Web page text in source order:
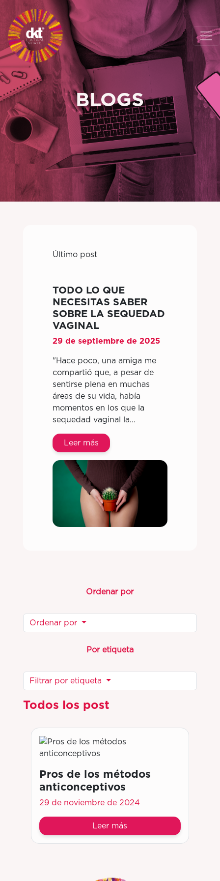
BLOGS
Último post
TODO LO QUE
NECESITAS SABER
SOBRE LA SEQUEDAD
VAGINAL
29 de septiembre de 2025
"Hace poco, una amiga me
compartió que, a pesar de
sentirse plena en muchas
áreas de su vida, había
momentos en los que la
sequedad vaginal la...
Leer más
Ordenar por
Ordenar por
Por etiqueta
Filtrar por etiqueta
Todos los post
Pros de los métodos
anticonceptivos
29 de noviembre de 2024
Leer más